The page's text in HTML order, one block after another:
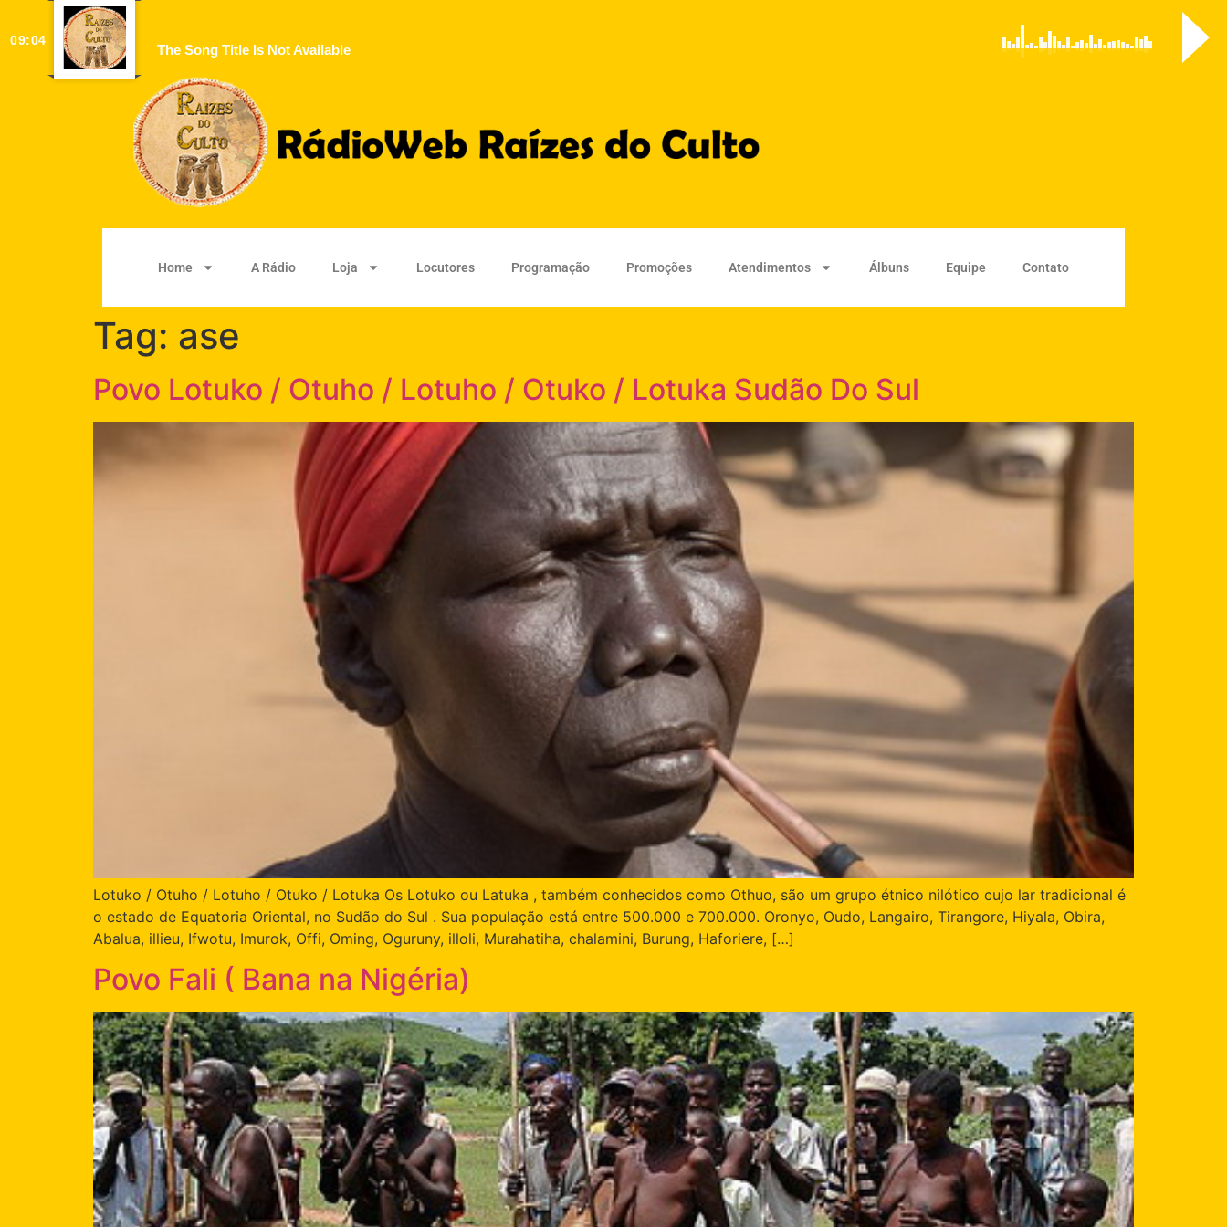
09:04
The Song Title Is Not Available
Home A Rádio Loja Locutores Programação Promoções Atendimentos Álbuns Equipe Contato
Tag: ase
Povo Lotuko / Otuho / Lotuho / Otuko / Lotuka Sudão Do Sul
Lotuko / Otuho / Lotuho / Otuko / Lotuka Os Lotuko ou Latuka , também conhecidos como Othuo, são um grupo étnico nilótico cujo lar tradicional é
o estado de Equatoria Oriental, no Sudão do Sul . Sua população está entre 500.000 e 700.000. Oronyo, Oudo, Langairo, Tirangore, Hiyala, Obira,
Abalua, illieu, Ifwotu, Imurok, Offi, Oming, Oguruny, illoli, Murahatiha, chalamini, Burung, Haforiere, […]
Povo Fali ( Bana na Nigéria)